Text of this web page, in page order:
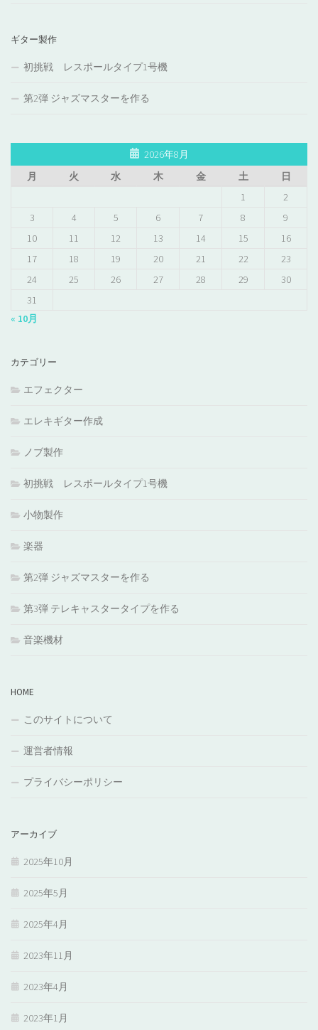
ギター製作
初挑戦 レスポールタイプ1号機
第2弾 ジャズマスターを作る
2026年8月
月
火 水 木 金 土
日
1
2
3
4 5 6 7 8
9
10
11 12 13 14 15
16
17
18 19 20 21 22
23
24
25 26 27 28 29
30
31
« 10月
カテゴリー
エフェクター
エレキギター作成
ノブ製作
初挑戦 レスポールタイプ1号機
小物製作
楽器
第2弾 ジャズマスターを作る
第3弾 テレキャスタータイプを作る
音楽機材
HOME
このサイトについて
運営者情報
プライバシーポリシー
アーカイブ
2025年10月
2025年5月
2025年4月
2023年11月
2023年4月
2023年1月